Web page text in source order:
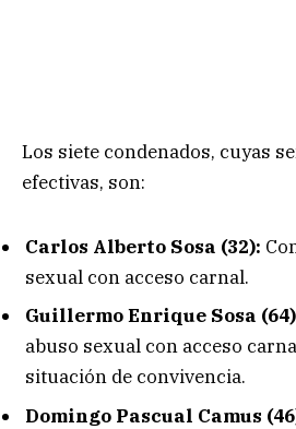
Los siete condenados, cuyas
efectivas, son:
Carlos Alberto Sosa (32):
sexual con acceso carnal.
Guillermo Enrique Sosa
abuso sexual con acceso
situación de convivencia.
Domingo Pascual Camus